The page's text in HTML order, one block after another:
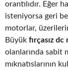
orantılıdır. Eğer
isteniyorsa geri
motorlar,
Büyük fırçasız
olanlarında sabit
mıknatıslarının